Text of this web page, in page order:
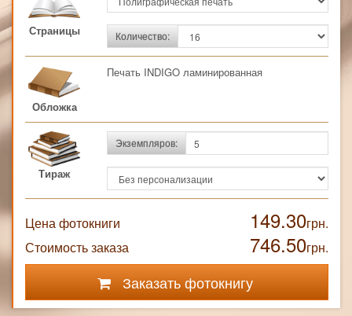
Страницы Количество:
Обложка
Печать INDIGO ламинированная
Тираж
Экземпляров:
Цена фотокниги 149.30грн.
Стоимость заказа
746.50грн.
Заказать фотокнигу